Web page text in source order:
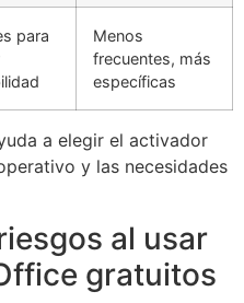
para
Menos
frecuentes, más
específicas
a elegir el activador
y las necesidades
al usar
gratuitos